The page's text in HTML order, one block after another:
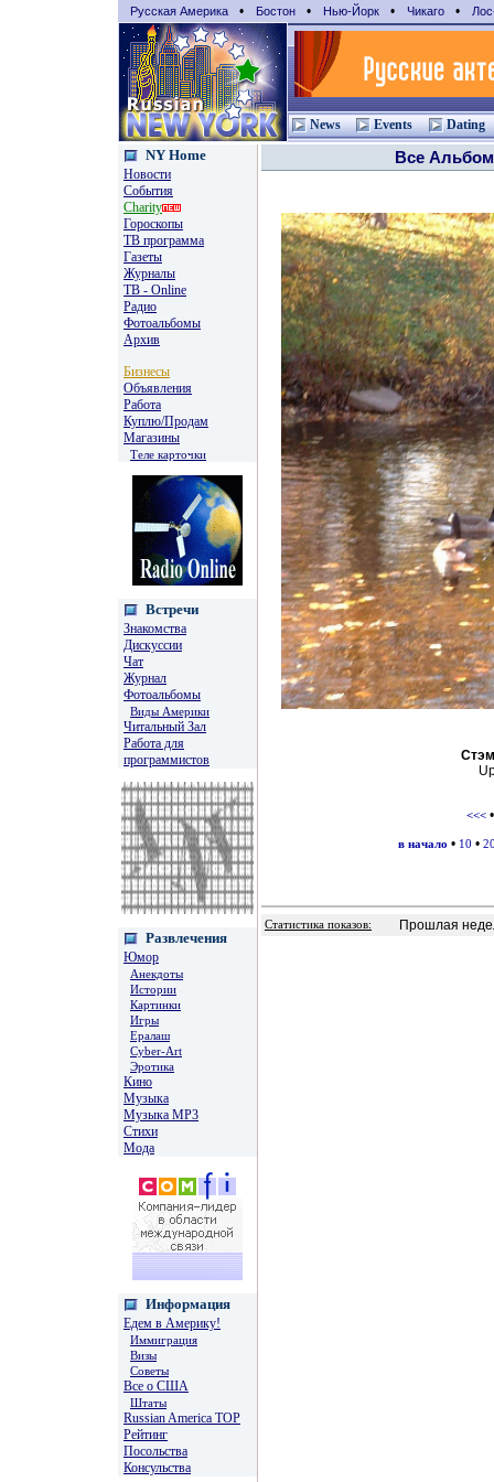
Русская Америка • Бостон • Нью-Йорк • Чикаго •
News Events Dating
NY Home
Новости
События
Charity
Гороскопы
TВ программа
Газеты
Журналы
ТВ - Online
Радио
Фотоальбомы
Архив
Бизнесы
Объявления
Работа
Куплю/Продам
Магазины
Теле карточки
Встречи
Знакомства
Дискуссии
Чат
Журнал
Фотоальбомы
Виды Америки
Читальный Зал
Работа для
программистов
Развлечения
Юмор
Анекдоты
Истории
Картинки
Игры
Ералаш
Cyber-Art
Эротика
Кино
Музыка
Музыка MP3
Стихи
Мода
Информация
Едем в Америку!
Иммиграция
Визы
Советы
Все о США
Штаты
Russian America TOP
Рейтинг
Посольства
Консульства
Все
<<<
в начало • 10 •
Статистика показов: Прошлая